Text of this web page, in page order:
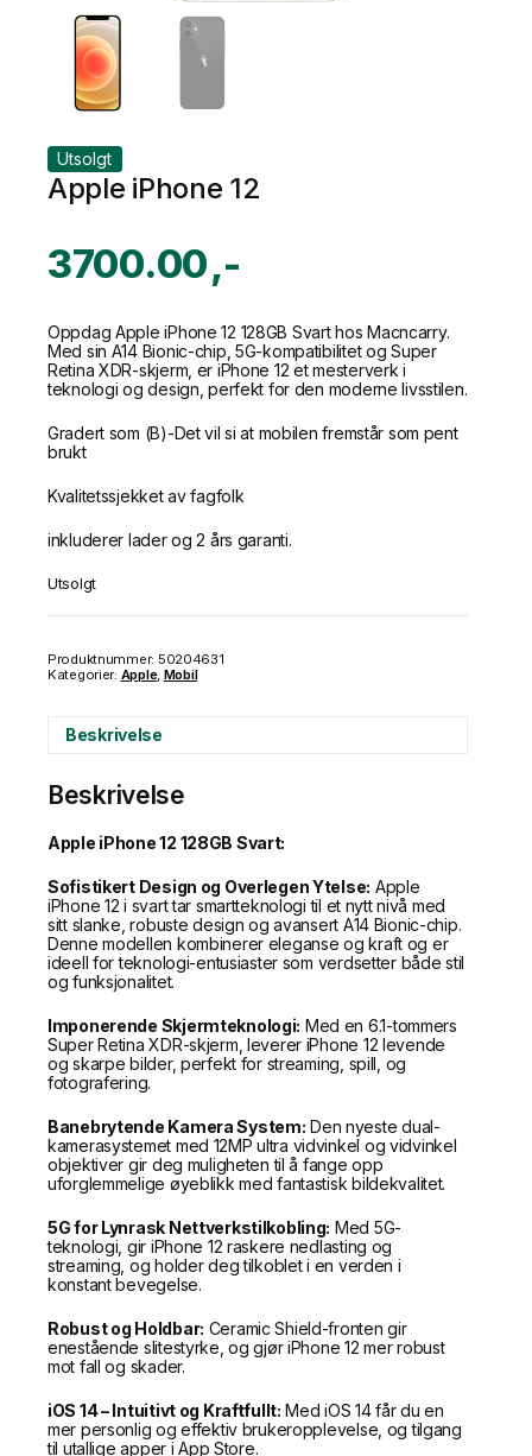
Utsolgt
Apple iPhone 12
3700.00
Oppdag Apple iPhone 12 128GB Svart hos Macncarry.
Med sin A14 Bionic-chip, 5G-kompatibilitet og Super
Retina XDR-skjerm, er iPhone 12 et mesterverk i
teknologi og design, perfekt for den moderne livsstilen.
Gradert som (B)-Det vil si at mobilen fremstår som pent
brukt
Kvalitetssjekket av fagfolk
inkluderer lader og 2 års garanti.
Utsolgt
Produktnummer: 50204631
Kategorier: Apple, Mobil
Beskrivelse
Beskrivelse
Apple iPhone 12 128GB Svart:
Sofistikert Design og Overlegen Ytelse: Apple
iPhone 12 i svart tar smartteknologi til et nytt nivå med
sitt slanke, robuste design og avansert A14 Bionic-chip.
Denne modellen kombinerer eleganse og kraft og er
ideell for teknologi-entusiaster som verdsetter både stil
og funksjonalitet.
Imponerende Skjermteknologi: Med en 6.1-tommers
Super Retina XDR-skjerm, leverer iPhone 12 levende
og skarpe bilder, perfekt for streaming, spill, og
fotografering.
Banebrytende Kamera System: Den nyeste dual-
kamerasystemet med 12MP ultra vidvinkel og vidvinkel
objektiver gir deg muligheten til å fange opp
uforglemmelige øyeblikk med fantastisk bildekvalitet.
5G for Lynrask Nettverkstilkobling: Med 5G-
teknologi, gir iPhone 12 raskere nedlasting og
streaming, og holder deg tilkoblet i en verden i
konstant bevegelse.
Robust og Holdbar: Ceramic Shield-fronten gir
enestående slitestyrke, og gjør iPhone 12 mer robust
mot fall og skader.
iOS 14 – Intuitivt og Kraftfullt: Med iOS 14 får du en
mer personlig og effektiv brukeropplevelse, og tilgang
til utallige apper i App Store.